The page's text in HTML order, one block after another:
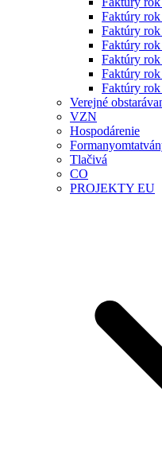
Faktúry rok
Faktúry
Faktúry
Faktúry
Faktúry
Faktúry
Verejné
VZN
Hospodárenie
Tlačivá
CO
PROJEKTY EU